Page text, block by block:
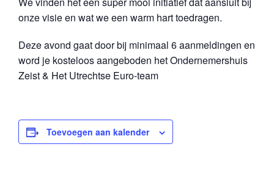
onze visie en wat we een warm hart toedragen.
Deze avond gaat door bij minimaal 6 aanmeldingen en
word je kosteloos aangeboden het Ondernemershuis
Zeist & Het Utrechtse Euro-team
Toevoegen aan kalender